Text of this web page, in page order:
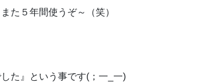
た５年間使うぞ～（笑）
た』という事です(；一_一)